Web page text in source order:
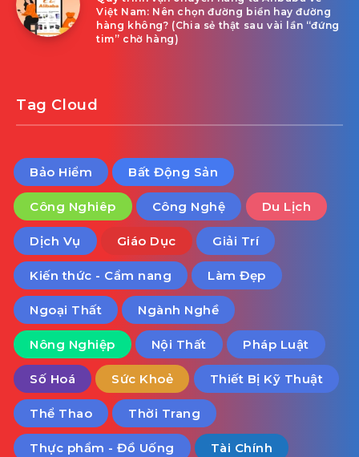
Việt Nam: Nên chọn đường biển hay đường
hàng không? (Chia sẻ thật sau vài lần “đứng
tim” chờ hàng)
Tag Cloud
Bảo Hiểm Bất Động Sản
Công Nghiêp Công Nghệ Du Lịch
Dịch Vụ Giáo Dục Giải Trí
Kiến thức - Cẩm nang Làm Đẹp
Ngoại Thất Ngành Nghề
Nông Nghiệp Nội Thất Pháp Luật
Số Hoá Sức Khoẻ Thiết Bị Kỹ Thuật
Thể Thao Thời Trang
Thực phẩm - Đồ Uống Tài Chính